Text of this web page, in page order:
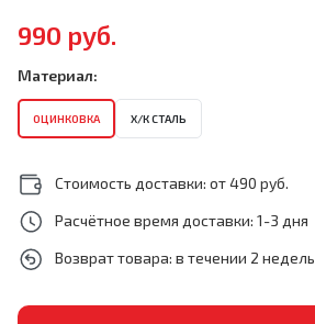
990 руб.
Материал:
ОЦИНКОВКА Х/К СТАЛЬ
Стоимость доставки: от 490 руб.
Расчётное время доставки: 1-3 дня
Возврат товара: в течении 2 недель